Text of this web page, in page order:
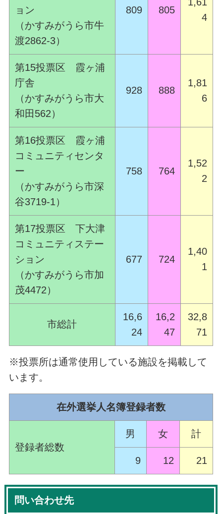
ョン
（かすみがうら市牛
渡2862-3）
809 805
1,61
4
第15投票区 霞ヶ浦
庁舎
（かすみがうら市大
和田562）
928 888
1,81
6
第16投票区 霞ヶ浦
コミュニティセンタ
ー
（かすみがうら市深
谷3719-1）
758 764
1,52
2
第17投票区 下大津
コミュニティステー
ション
（かすみがうら市加
茂4472）
677 724
1,40
1
市総計
16,6
24
16,2
47
32,8
71
※投票所は通常使用している施設を掲載して
います。
在外選挙人名簿登録者数
登録者総数
男 女 計
9 12 21
問い合わせ先